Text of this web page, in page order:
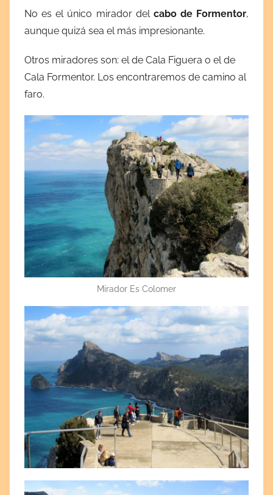
No es el único mirador del cabo de Formentor,
aunque quizá sea el más impresionante.
Otros miradores son: el de Cala Figuera o el de
Cala Formentor. Los encontraremos de camino al
faro.
Mirador Es Colomer